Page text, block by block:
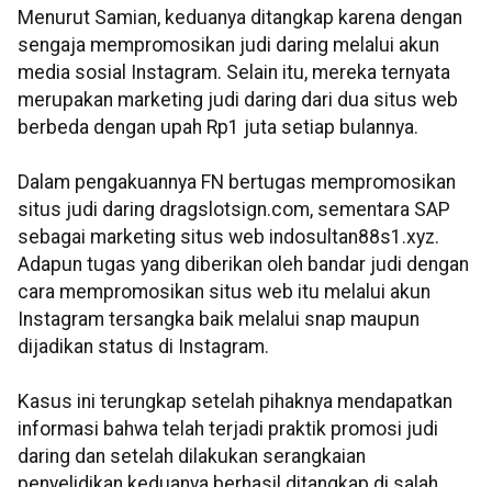
Menurut Samian, keduanya ditangkap karena dengan
sengaja mempromosikan judi daring melalui akun
media sosial Instagram. Selain itu, mereka ternyata
merupakan marketing judi daring dari dua situs web
berbeda dengan upah Rp1 juta setiap bulannya.
Dalam pengakuannya FN bertugas mempromosikan
situs judi daring dragslotsign.com, sementara SAP
sebagai marketing situs web indosultan88s1.xyz.
Adapun tugas yang diberikan oleh bandar judi dengan
cara mempromosikan situs web itu melalui akun
Instagram tersangka baik melalui snap maupun
dijadikan status di Instagram.
Kasus ini terungkap setelah pihaknya mendapatkan
informasi bahwa telah terjadi praktik promosi judi
daring dan setelah dilakukan serangkaian